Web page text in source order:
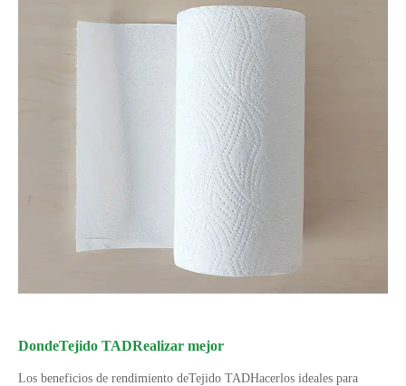
DondeTejido TADRealizar mejor
Los beneficios de rendimiento deTejido TADHacerlos ideales para